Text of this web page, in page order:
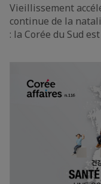
Vieillissement
continue de la
: la Corée du Sud